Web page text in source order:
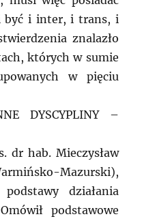
być i inter, i trans, i
znalazło
których w sumie
w pięciu
DYSCYPLINY –
dr hab. Mieczysław
Mazurski),
działania
podstawowe